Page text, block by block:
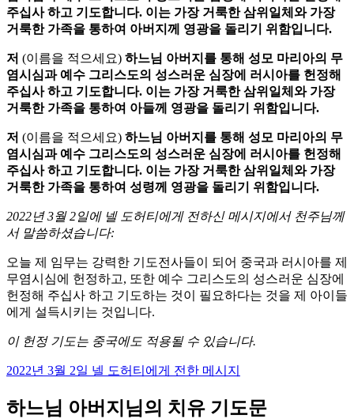
주십사 하고 기도합니다. 이는 가장 거룩한 삼위일체와 가장
거룩한 가족을 통하여 아버지께 영광을 돌리기 위함입니다.
저 (이름을 적으세요) 하느님 아버지를 통해 성모 마리아의 무
염시심과 예수 그리스도의 성스러운 심장에 러시아를 헌정해
주십사 하고 기도합니다. 이는 가장 거룩한 삼위일체와 가장
거룩한 가족을 통하여 아들께 영광을 돌리기 위함입니다.
저 (이름을 적으세요) 하느님 아버지를 통해 성모 마리아의 무
염시심과 예수 그리스도의 성스러운 심장에 러시아를 헌정해
주십사 하고 기도합니다. 이는 가장 거룩한 삼위일체와 가장
거룩한 가족을 통하여 성령께 영광을 돌리기 위함입니다.
2022년 3월 2일에 넬 도허티에게 전하신 메시지에서 천주님께
서 말씀하셨습니다:
오늘 제 임무는 강력한 기도전사들이 되어 중국과 러시아를 제
무염시심에 헌정하고, 또한 예수 그리스도의 성스러운 심장에
헌정해 주십사 하고 기도하는 것이 필요하다는 것을 제 아이들
에게 설득시키는 것입니다.
이 헌정 기도는 중국에도 적용될 수 있습니다.
2022년 3월 2일 넬 도허티에게 전한 메시지
하느님 아버지님의 치유 기도문